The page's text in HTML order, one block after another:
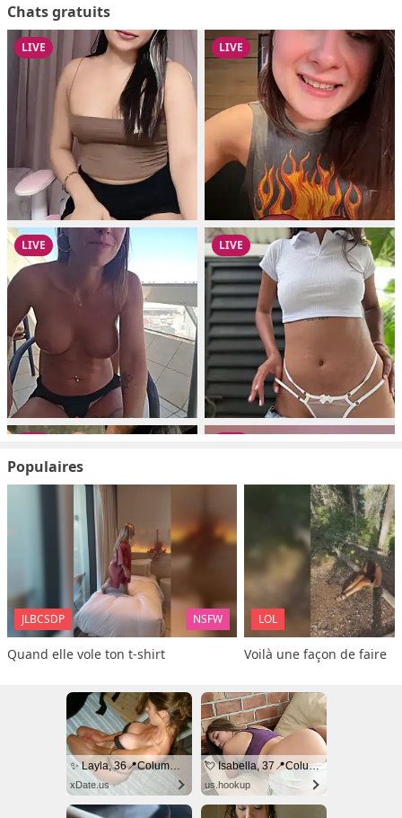
Chats gratuits
Populaires
JLBCSDP NSFW
Quand elle vole ton t-shirt
LOL
Voilà une façon de faire